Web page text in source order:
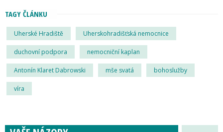
TAGY ČLÁNKU
Uherské Hradiště Uherskohradišťská nemocnice
duchovní podpora nemocniční kaplan
Antonín Klaret Dabrowski mše svatá bohoslužby
víra